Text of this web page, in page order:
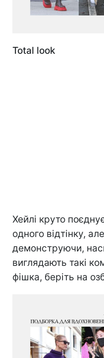
Total look
Хейлі круто
одного відтінку,
демонструючи,
виглядають такі
фішка, беріть на